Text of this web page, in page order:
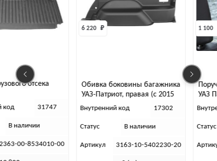
00
Обивка боковины багажника
УАЗ-Патриот, правая (с 2015
рестайлинг)
6 220 ₽
Внутренний код 17302
Статус В наличии
Артикул 3163-10-5402230-20
Поручень
УАЗ Патриот с
1 100
Внутренний код
Статус В
Артикул 3163-00-